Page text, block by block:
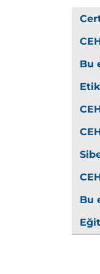
Bu
Bu